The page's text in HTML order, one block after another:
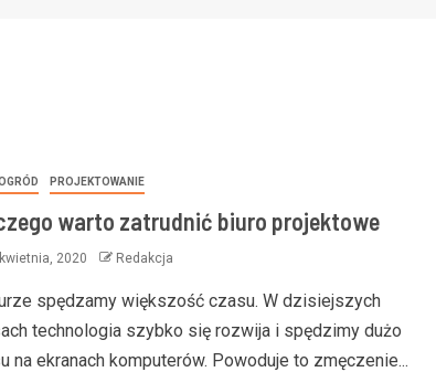
PROJEKTOWANIE
warto zatrudnić biuro projektowe
2020 Redakcja
spędzamy większość czasu. W dzisiejszych
technologia szybko się rozwija i spędzimy dużo
na ekranach komputerów. Powoduje to zmęczenie...